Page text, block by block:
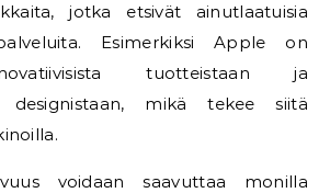
jotka etsivät ainutlaatuisia
Esimerkiksi Apple on
tuotteistaan ja
designistaan, mikä tekee siitä
voidaan saavuttaa monilla